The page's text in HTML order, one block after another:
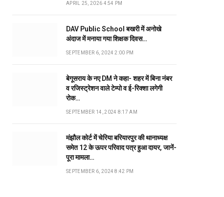
APRIL 25, 2026 4:54 PM
DAV Public School बखरी में अनोखे
अंदाज में मनाया गया शिक्षक दिवस…
SEPTEMBER 6, 2024 2:00 PM
बेगूसराय के नए DM ने कहा- शहर में बिना नंबर
व रजिस्ट्रेशन वाले टेम्पो व ई-रिक्शा लगेगी
रोक…
SEPTEMBER 14, 2024 8:17 AM
मंझौल कोर्ट में चेरिया बरियारपुर की थानाध्यक्ष
समेत 12 के ऊपर परिवाद पत्र हुआ दायर, जानें-
पूरा मामला…
SEPTEMBER 6, 2024 8:42 PM